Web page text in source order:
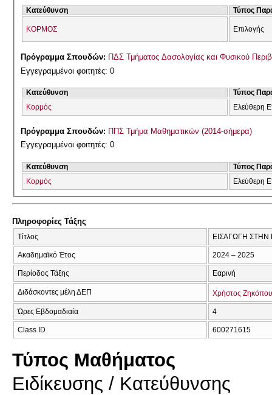
Κατεύθυνση Τύπος
ΚΟΡΜΟΣ Επιλογής
Πρόγραμμα Σπουδών: ΠΔΣ Τμήματος Δασολογίας και Φυσικού
Εγγεγραμμένοι φοιτητές: 0
Κατεύθυνση
Τύπος
Κορμός
Ελεύθερη
Πρόγραμμα Σπουδών: ΠΠΣ Τμήμα Μαθηματικών (2014-σήμερα)
Εγγεγραμμένοι φοιτητές: 0
Κατεύθυνση
Τύπος
Κορμός
Ελεύθερη
Πληροφορίες Τάξης
Τίτλος ΕΙΣΑΓΩΓΗ ΣΤΗΝ
Ακαδημαϊκό Έτος 2024 – 2025
Περίοδος Τάξης Εαρινή
Διδάσκοντες μέλη ΔΕΠ Χρήστος
Ώρες Εβδομαδιαία 4
Class ID 600271615
Τύπος Μαθήματος
Eιδίκευσης / Kατεύθυνσης